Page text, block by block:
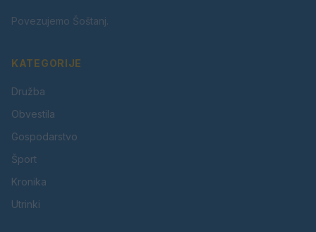
Povezujemo Šoštanj.
KATEGORIJE
Družba
Obvestila
Gospodarstvo
Šport
Kronika
Utrinki